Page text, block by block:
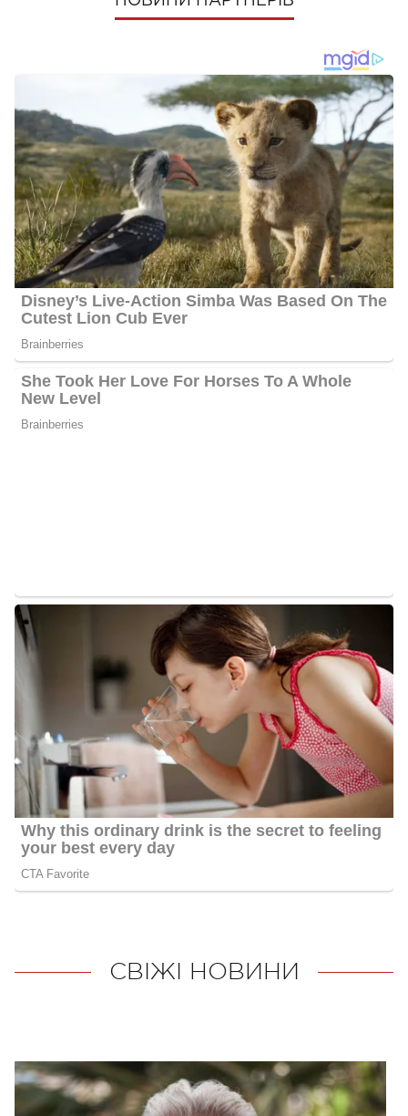
СВІЖІ НОВИНИ